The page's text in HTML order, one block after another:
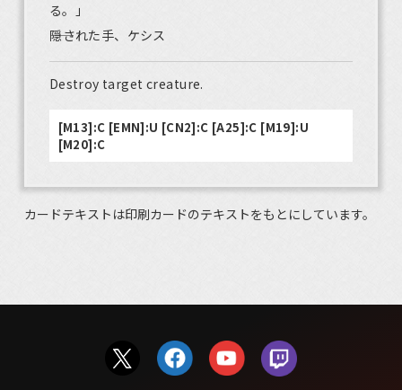
る。」
――隠された手、ケシス
Destroy target creature.
[M13]:C [EMN]:U [CN2]:C [A25]:C [M19]:U
[M20]:C
カードテキストは印刷カードのテキストをもとにしています。